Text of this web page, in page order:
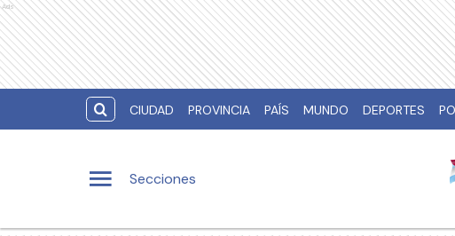
Ads
CIUDAD PROVINCIA PAÍS MUNDO DEPORTES
Secciones